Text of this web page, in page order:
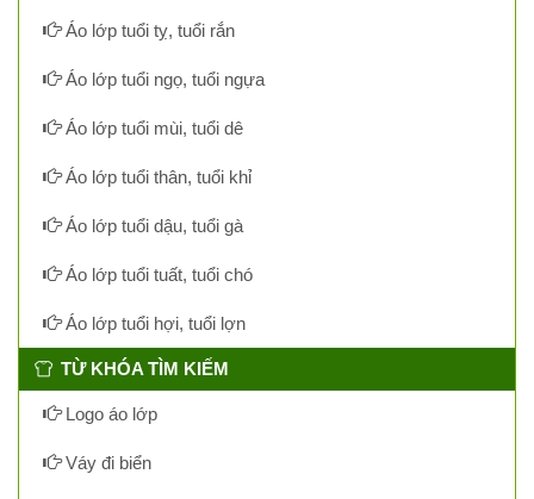
Áo lớp tuổi tỵ, tuổi rắn
Áo lớp tuổi ngọ, tuổi ngựa
Áo lớp tuổi mùi, tuổi dê
Áo lớp tuổi thân, tuổi khỉ
Áo lớp tuổi dậu, tuổi gà
Áo lớp tuổi tuất, tuổi chó
Áo lớp tuổi hợi, tuổi lợn
TỪ KHÓA TÌM KIẾM
Logo áo lớp
Váy đi biển